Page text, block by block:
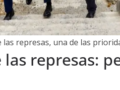
las represas, una de las
las represas: